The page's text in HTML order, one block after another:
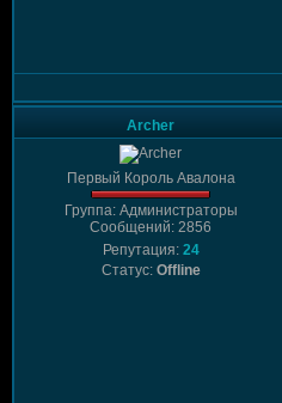
Archer
Первый Король Авалона
Группа: Администраторы
Сообщений: 2856
Репутация: 24
Статус: Offline